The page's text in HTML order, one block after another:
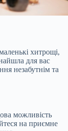
хитрощі,
для вас
незабутнім та
можливість
на приємне